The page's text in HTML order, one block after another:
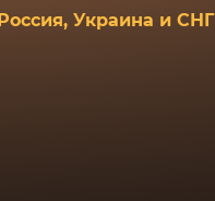
Украина и СНГ